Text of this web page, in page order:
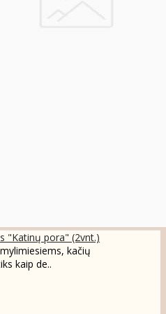
"Katinų pora" (2vnt.)
kačių
kaip de..